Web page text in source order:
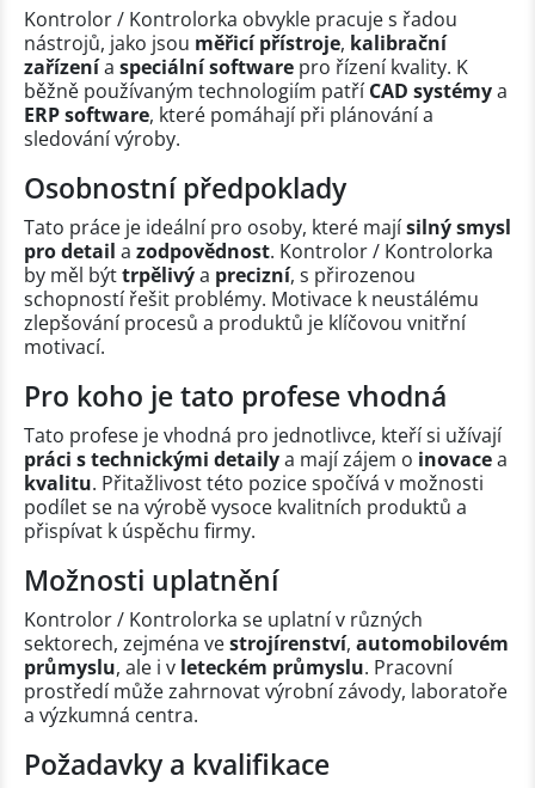
Kontrolor / Kontrolorka obvykle pracuje s řadou
nástrojů, jako jsou měřicí přístroje, kalibrační
zařízenía speciální software pro řízení kvality. K
běžně používaným technologiím patříCAD systémya
ERP software, které pomáhají při plánování a
sledování výroby.
Osobnostní předpoklady
Tato práce je ideální pro osoby, které majísilný smysl
pro detail a zodpovědnost. Kontrolor / Kontrolorka
by měl býttrpělivýa precizní, s přirozenou
schopností řešit problémy. Motivace k neustálému
zlepšování procesů a produktů je klíčovou vnitřní
motivací.
Pro koho je tato profese vhodná
Tato profese je vhodná pro jednotlivce, kteří si užívají
práci s technickými detailya mají zájem o inovacea
kvalitu. Přitažlivost této pozice spočívá v možnosti
podílet se na výrobě vysoce kvalitních produktů a
přispívat k úspěchu firmy.
Možnosti uplatnění
Kontrolor / Kontrolorka se uplatní v různých
sektorech, zejména vestrojírenství, automobilovém
průmyslu, ale i v leteckém průmyslu. Pracovní
prostředí může zahrnovat výrobní závody, laboratoře
a výzkumná centra.
Požadavky a kvalifikace